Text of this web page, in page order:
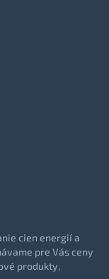
cien energií a
pre Vás ceny
produkty,